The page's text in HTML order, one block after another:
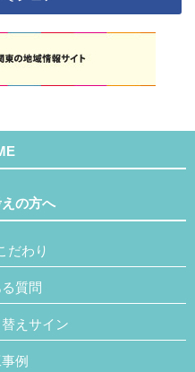
の方へ
だわり
質問
えサイン
例